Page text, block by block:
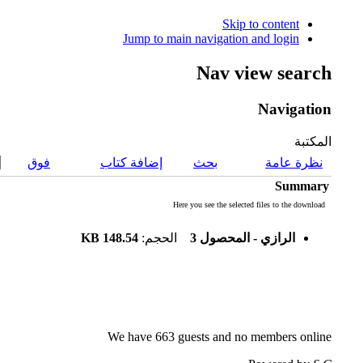
Skip to content
Jump to main navigation and login
Nav view search
Navigation
المكتبة
نظرة عامة
بحث إضافة كتاب
فوق
Summary
الرازي - المحصول 3 الحجم: 148.54 KB
We have 663 guests and no members online